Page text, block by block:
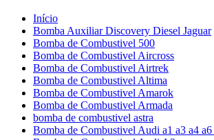
Início
Bomba Auxiliar Discovery Diesel Jaguar
Bomba de Combustivel 500
Bomba de Combustivel Aircross
Bomba de Combustivel Airtrek
Bomba de Combustivel Altima
Bomba de Combustivel Amarok
Bomba de Combustivel Armada
bomba de combustivel astra
Bomba de Combustivel Audi a1 a3 a4